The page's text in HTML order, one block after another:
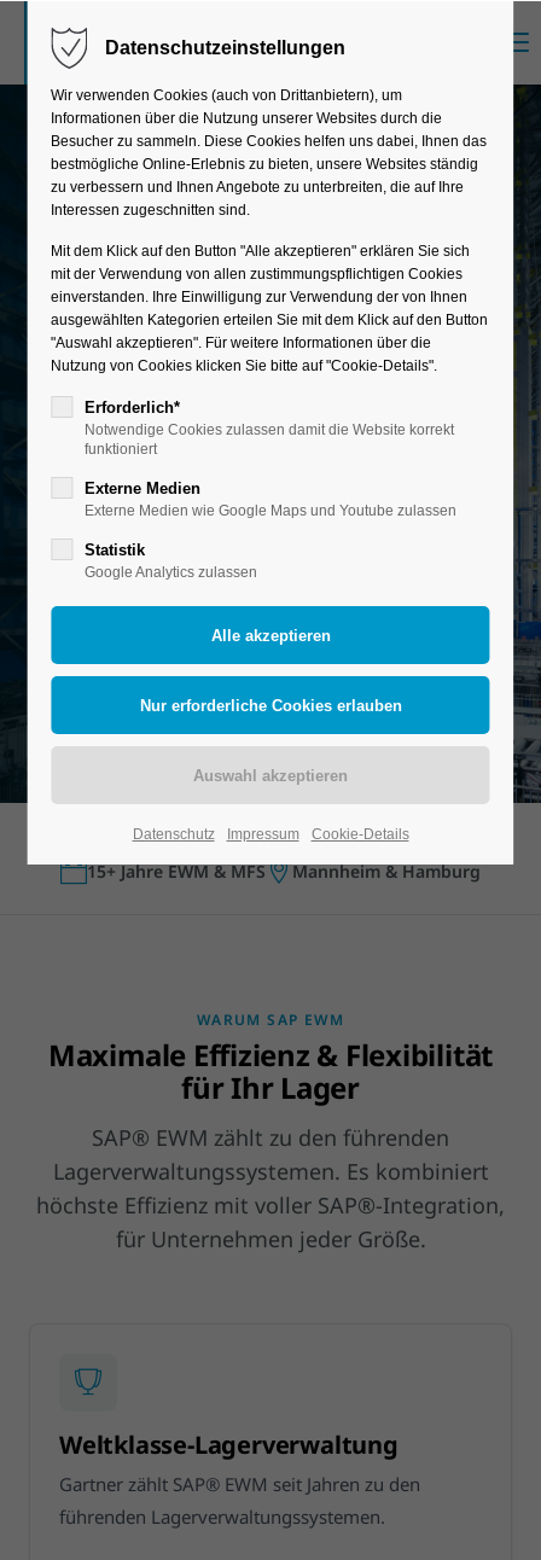
Der Eintrag "offcanvas-col1" existiert leider
nicht.
Der Eintrag "offcanvas-col2" existiert leider
nicht.
Der Eintrag "offcanvas-col3" existiert leider
nicht.
Der Eintrag "offcanvas-col4" existiert leider
nicht.
INTELLIGENTE LAGERVERWALTUNG &
SAP EWM & MFS
Ob hochautomatisiertes Lager oder komplexe
manuelle Prozesse, SAP® EWM ist die Lösung
für jede Anforderung. Mit direkter
Materialflusssteuerung, ganz ohne
Middleware.
Beratungspakete ansehen
Ohne Middleware
15+ Jahre Erfahrung
SAP Gold Partner
Gartner-Leader-LVS
15+ Jahre EWM & MFS
Mannheim & Hamburg
WARUM SAP EWM
Maximale Effizienz & Flexibilität
für Ihr Lager
SAP® EWM zählt zu den führenden
Lagerverwaltungssystemen. Es kombiniert
höchste Effizienz mit voller SAP®-Integration,
für Unternehmen jeder Größe.
Weltklasse-Lagerverwaltung
Gartner zählt SAP® EWM seit Jahren zu den
führenden Lagerverwaltungssystemen.
Datenschutzeinstellungen
Wir verwenden Cookies (auch von Drittanbietern), um
Informationen über die Nutzung unserer Websites durch die
Besucher zu sammeln. Diese Cookies helfen uns dabei, Ihnen das
bestmögliche Online-Erlebnis zu bieten, unsere Websites ständig
zu verbessern und Ihnen Angebote zu unterbreiten, die auf Ihre
Interessen zugeschnitten sind.
Mit dem Klick auf den Button "Alle akzeptieren" erklären Sie sich
mit der Verwendung von allen zustimmungspflichtigen Cookies
einverstanden. Ihre Einwilligung zur Verwendung der von Ihnen
ausgewählten Kategorien erteilen Sie mit dem Klick auf den Button
"Auswahl akzeptieren". Für weitere Informationen über die
Nutzung von Cookies klicken Sie bitte auf "Cookie-Details".
Erforderlich*
Notwendige Cookies zulassen damit die Website korrekt
funktioniert
Externe Medien
Externe Medien wie Google Maps und Youtube zulassen
Statistik
Google Analytics zulassen
Datenschutz Impressum Cookie-Details